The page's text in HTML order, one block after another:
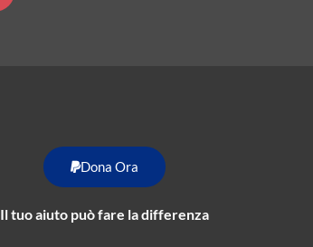
Dona Ora
Il tuo aiuto può fare la differenza